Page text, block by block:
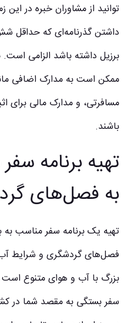
توانید از مشاوران خبره در
داشتن گذرنامه‌ای که حداقل شش
برزیل داشته باشد الزامی است.
ممکن است به مدارک اضافی
مسافرتی، و مدارک مالی برای
باشند.
تهیه برنامه
به فصل‌های
تهیه یک برنامه سفر مناسب به
فصل‌های گردشگری و شرایط
بزرگ با آب و هوای متنوع است
سفر بستگی به مقصد شما در